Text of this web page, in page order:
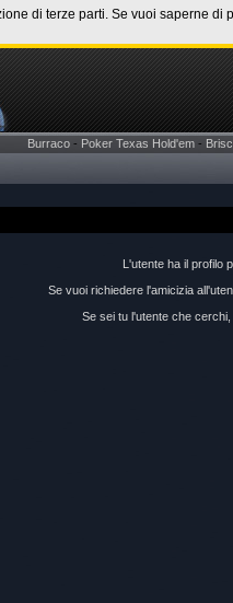
di terze parti. Se vuoi saperne
Burraco - Poker Texas Hold'em -
L'utente ha il profilo
Se vuoi richiedere l'amicizia
Se sei tu l'utente che